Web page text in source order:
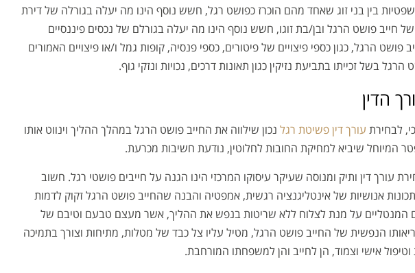
בין בני זוג שאחד מהם הוכרז כפושט רגל, חשש נוסף הינו מה יעלה בגורלה של דירת
חייב פושט הרגל ובן/בת זוגו, חשש נוסף הינו מה יעלה בגורלם של נכסים פיננסיים
הרגל, כגון כספי פיצויים של פיטורים, כספי פנסיה, קופות גמל ו/או פיצויים האמורים
בשל זכייתו בתביעת נזיקין כגון תאונות דרכים, נכויות ונזקי גוף.
הדין
לבחירת עורך דין פשיטת רגל נכון שילווה את החייב פושט הרגל במהלך ההליך וינווט אותו
המיוחל שיביא למחיקת החובות לחלוטין, נודעת חשיבות מכרעת.
עורך דין ותיק ומנוסה שעיקר עיסוקו המרכזי הינו הגנה על חייבים פושטי רגל. חשוב
אנושיות של אינטליגנציה רגשית, אמפטיה והבנה שהחייב פושט הרגל זקוק לדמות
המנטליים על מנת לצלוח ללא שריטות בנפש את ההליך, אשר מעצם טבעם וטיבם של
הנפשית של החייב פושט הרגל, מטיל עליו צל כבד של מטלות, מתיחות וצורך בתמיכה
וטיפול אישי וצמוד, הן לחייב והן למשפחתו המורחבת.